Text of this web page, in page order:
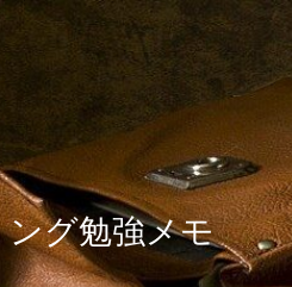
グ勉強メモ